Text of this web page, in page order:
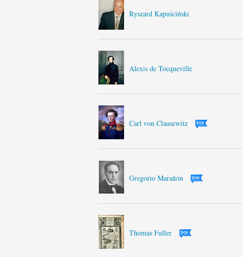
Ryszard Kapuściński
Alexis de Tocqueville
Carl von Clausewitz
Gregorio Marañón
Thomas Fuller